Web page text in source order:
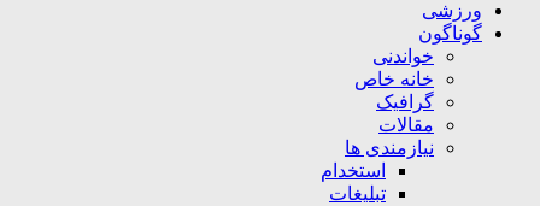
ورزشی
گوناگون
خواندنی
خانه خاص
گرافیک
مقالات
نیازمندی ها
استخدام
تبلیغات